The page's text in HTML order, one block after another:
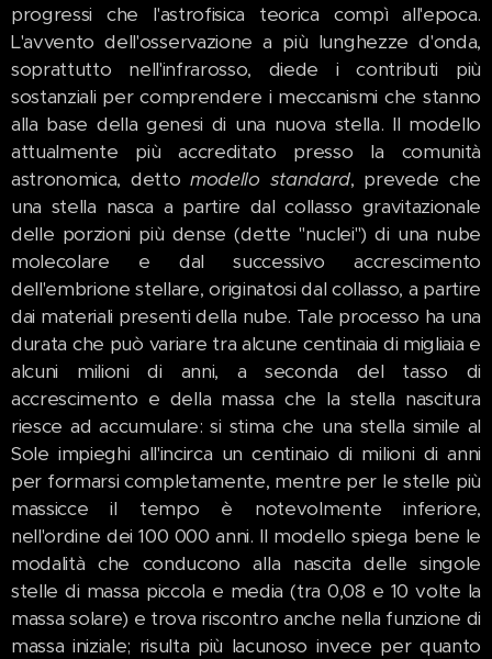
progressi che l'astrofisica teorica compì all'epoca.
L'avvento dell'osservazione a più lunghezze d'onda,
soprattutto nell'infrarosso, diede i contributi più
sostanziali per comprendere i meccanismi che stanno
alla base della genesi di una nuova stella. Il modello
attualmente più accreditato presso la comunità
astronomica, dettomodello standard, prevede che
una stella nasca a partire dal collasso gravitazionale
delle porzioni più dense (dette "nuclei") di una nube
molecolare e dal successivo accrescimento
dell'embrione stellare, originatosi dal collasso, a partire
dai materiali presenti della nube. Tale processo ha una
durata che può variare tra alcune centinaia di migliaia e
alcuni milioni di anni, a seconda del tasso di
accrescimento e della massa che la stella nascitura
riesce ad accumulare: si stima che una stella simile al
Sole impieghi all'incirca un centinaio di milioni di anni
per formarsi completamente, mentre per le stelle più
massicce il tempo è notevolmente inferiore,
nell'ordine dei 100 000 anni. Il modello spiega bene le
modalità che conducono alla nascita delle singole
stelle di massa piccola e media (tra 0,08 e 10 volte la
massa solare) e trova riscontro anche nella funzione di
massa iniziale; risulta più lacunoso invece per quanto